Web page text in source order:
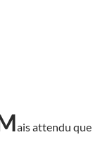
ais attendu que